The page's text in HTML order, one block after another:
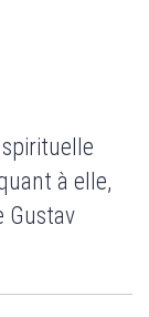
spirituelle
à elle,
Gustav